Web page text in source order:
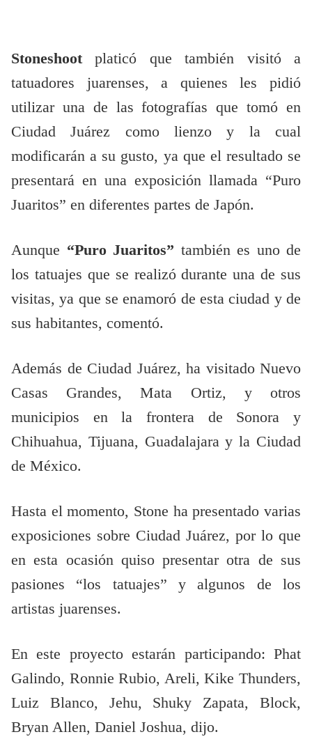
Stoneshootplaticó que también visitó a
tatuadores juarenses, a quienes les pidió
utilizar una de las fotografías que tomó en
Ciudad Juárez como lienzo y la cual
modificarán a su gusto, ya que el resultado se
presentará en una exposición llamada “Puro
Juaritos” en diferentes partes de Japón.
Aunque “Puro Juaritos” también es uno de
los tatuajes que se realizó durante una de sus
visitas, ya que se enamoró de esta ciudad y de
sus habitantes, comentó.
Además de Ciudad Juárez, ha visitado Nuevo
Casas Grandes, Mata Ortiz, y otros
municipios en la frontera de Sonora y
Chihuahua, Tijuana, Guadalajara y la Ciudad
de México.
Hasta el momento, Stone ha presentado varias
exposiciones sobre Ciudad Juárez, por lo que
en esta ocasión quiso presentar otra de sus
pasiones “los tatuajes” y algunos de los
artistas juarenses.
En este proyecto estarán participando: Phat
Galindo, Ronnie Rubio, Areli, Kike Thunders,
Luiz Blanco, Jehu, Shuky Zapata, Block,
Bryan Allen, Daniel Joshua, dijo.